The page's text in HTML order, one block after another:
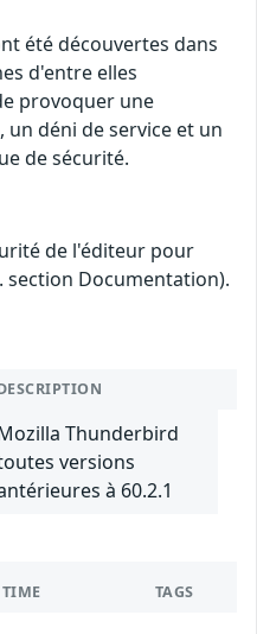
été découvertes dans
d'entre elles
provoquer une
déni de service et un
de sécurité.
de l'éditeur pour
Documentation).
Thunderbird
versions
à 60.2.1
TAGS